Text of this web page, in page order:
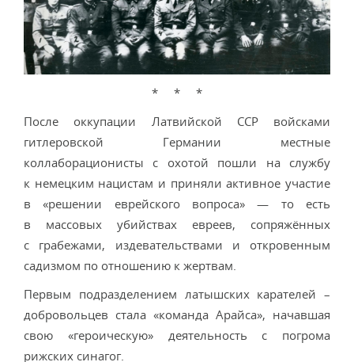
* * *
После оккупации Латвийской ССР войсками
гитлеровской Германии местные
коллаборационисты с охотой пошли на службу
к немецким нацистам и приняли активное участие
в «решении еврейского вопроса» — то есть
в массовых убийствах евреев, сопряжённых
с грабежами, издевательствами и откровенным
садизмом по отношению к жертвам.
Первым подразделением латышских карателей –
добровольцев стала «команда Арайса», начавшая
свою «героическую» деятельность с погрома
рижских синагог.